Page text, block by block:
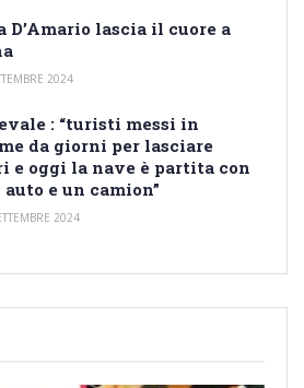
D’Amario lascia il cuore a
2024
: “turisti messi in
da giorni per lasciare
e oggi la nave è partita con
e un camion”
2024